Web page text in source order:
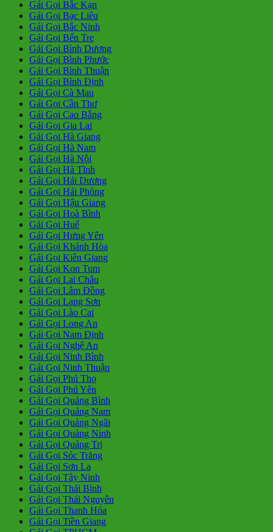
Gái Gọi Bắc Kạn
Gái Gọi Bạc Liêu
Gái Gọi Bắc Ninh
Gái Gọi Bến Tre
Gái Gọi Bình Dương
Gái Gọi Bình Phước
Gái Gọi Bình Thuận
Gái Gọi Bình Định
Gái Gọi Cà Mau
Gái Gọi Cần Thơ
Gái Gọi Cao Bằng
Gái Gọi Gia Lai
Gái Gọi Hà Giang
Gái Gọi Hà Nam
Gái Gọi Hà Nội
Gái Gọi Hà Tĩnh
Gái Gọi Hải Dương
Gái Gọi Hải Phòng
Gái Gọi Hậu Giang
Gái Gọi Hoà Bình
Gái Gọi Huế
Gái Gọi Hưng Yên
Gái Gọi Khánh Hòa
Gái Gọi Kiên Giang
Gái Gọi Kon Tum
Gái Gọi Lai Châu
Gái Gọi Lâm Đồng
Gái Gọi Lạng Sơn
Gái Gọi Lào Cai
Gái Gọi Long An
Gái Gọi Nam Định
Gái Gọi Nghệ An
Gái Gọi Ninh Bình
Gái Gọi Ninh Thuận
Gái Gọi Phú Thọ
Gái Gọi Phú Yên
Gái Gọi Quảng Bình
Gái Gọi Quảng Nam
Gái Gọi Quảng Ngãi
Gái Gọi Quảng Ninh
Gái Gọi Quảng Trị
Gái Gọi Sóc Trăng
Gái Gọi Sơn La
Gái Gọi Tây Ninh
Gái Gọi Thái Bình
Gái Gọi Thái Nguyên
Gái Gọi Thanh Hóa
Gái Gọi Tiền Giang